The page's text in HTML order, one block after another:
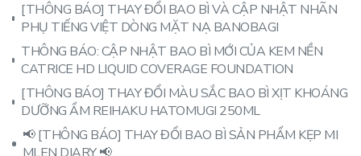
[THÔNG BÁO] THAY ĐỔI BAO BÌ VÀ CẬP NHẬT NHÃN
PHỤ TIẾNG VIỆT DÒNG MẶT NẠ BANOBAGI
THÔNG BÁO: CẬP NHẬT BAO BÌ MỚI CỦA KEM NỀN
CATRICE HD LIQUID COVERAGE FOUNDATION
[THÔNG BÁO] THAY ĐỔI MÀU SẮC BAO BÌ XỊT KHOÁNG
DƯỠNG ẨM REIHAKU HATOMUGI 250ML
📢 [THÔNG BÁO] THAY ĐỔI BAO BÌ SẢN PHẨM KẸP MI